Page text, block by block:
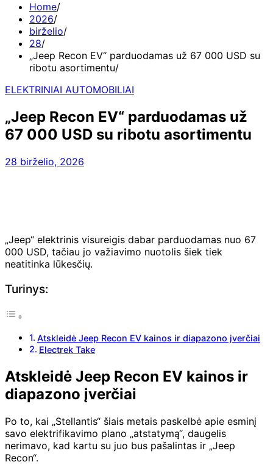
Home
2026
birželio
28
„Jeep Recon EV“ parduodamas už 67 000 USD su
ribotu asortimentu
ELEKTRINIAI AUTOMOBILIAI
„Jeep Recon EV“ parduodamas už
67 000 USD su ribotu asortimentu
28 birželio, 2026
„Jeep“ elektrinis visureigis dabar parduodamas nuo 67
000 USD, tačiau jo važiavimo nuotolis šiek tiek
neatitinka lūkesčių.
Turinys:
Atskleidė Jeep Recon EV kainos ir diapazono įverčiai
Electrek Take
Atskleidė Jeep Recon EV kainos ir
diapazono įverčiai
Po to, kai „Stellantis“ šiais metais paskelbė apie esminį
savo elektrifikavimo plano „atstatymą“, daugelis
nerimavo, kad kartu su juo bus pašalintas ir „Jeep
Recon“.